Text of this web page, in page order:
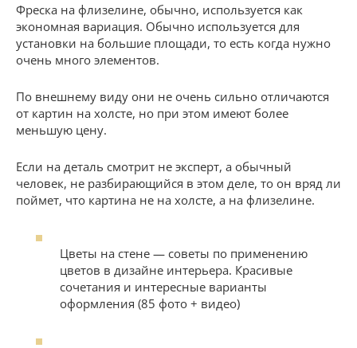
Фреска на флизелине, обычно, используется как
экономная вариация. Обычно используется для
установки на большие площади, то есть когда нужно
очень много элементов.
По внешнему виду они не очень сильно отличаются
от картин на холсте, но при этом имеют более
меньшую цену.
Если на деталь смотрит не эксперт, а обычный
человек, не разбирающийся в этом деле, то он вряд ли
поймет, что картина не на холсте, а на флизелине.
Цветы на стене — советы по применению
цветов в дизайне интерьера. Красивые
сочетания и интересные варианты
оформления (85 фото + видео)